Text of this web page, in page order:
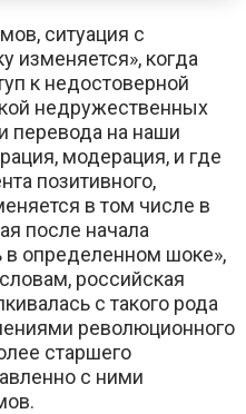
ситуация с
изменяется», когда
к недостоверной
недружественных
перевода на наши
модерация, и где
позитивного,
в том числе в
после начала
в определенном шоке»,
российская
с такого рода
революционного
старшего
с ними